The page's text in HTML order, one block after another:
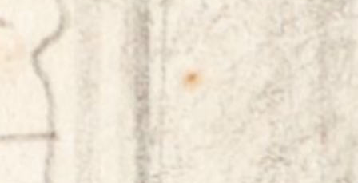
Wie entsteht eine
Druckgrafik? Von der
Zeichnung zur Grafik in
wenigen Worten